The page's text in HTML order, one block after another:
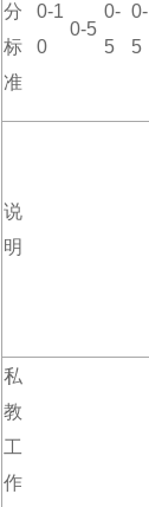
分
标
准
0-1
0
0-5
0-
5
0-
5
说
明
私
教
工
作